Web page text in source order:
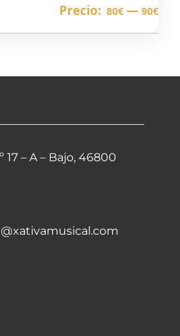
Precio: 80€ — 90€
17 – A – Bajo, 46800